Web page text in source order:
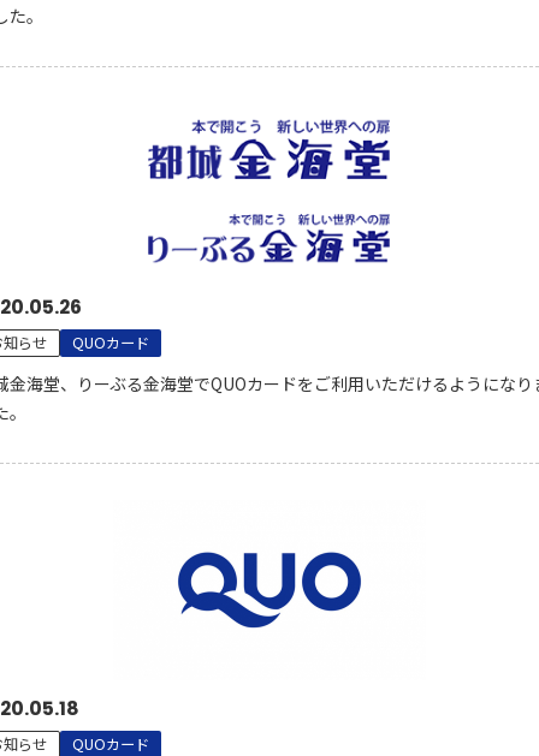
。
知らせ QUOカード
金海堂、りーぶる金海堂でQUOカードをご利用いただけるようになり
知らせ QUOカード